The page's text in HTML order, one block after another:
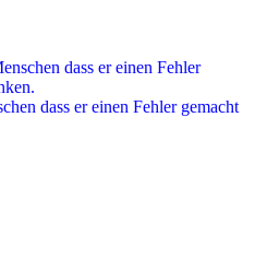
dass er einen Fehler
dass er einen Fehler gemacht